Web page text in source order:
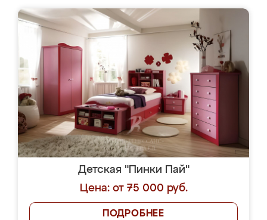
Детская "Пинки Пай"
Цена: от 75 000 руб.
ПОДРОБНЕЕ